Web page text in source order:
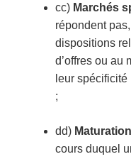
cc) Marchés
répondent
dispositions
d’offres ou au
leur
;
dd)
cours duquel